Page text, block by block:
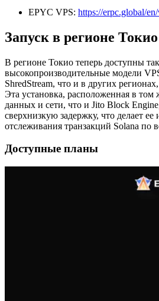
EPYC VPS: https://erpc.global/
Запуск в регионе Токио
В регионе Токио теперь доступны
высокопроизводительные модели
ShredStream, что и в других
Эта установка, расположенная в том
данных и сети, что и Jito Block
сверхнизкую задержку, что делает ее
отслеживания транзакций Solana по
Доступные планы